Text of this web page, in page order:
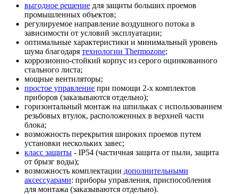
выгодное решение для защиты больших проемов
промышленных объектов;
регулируемое направление воздушного потока в
зависимости от условий эксплуатации;
оптимальные характеристики и минимальный уровень
шума благодаря технологии Thermozone;
коррозионно-стойкий корпус из серого оцинкованного
стального листа;
мощные вентиляторы;
простое управление при помощи 2-х комплектов
приборов (заказываются отдельно);
горизонтальный монтаж на шпильках с использованием
резьбовых втулок, расположенных в верхней части
блока;
возможность перекрытия широких проемов путем
установки нескольких завес;
класс защиты - IP54 (частичная защита от пыли, защита
от брызг воды);
возможность комплектации дополнительными
аксессуарами: приборы управления, приспособления
для монтажа (заказываются отдельно).